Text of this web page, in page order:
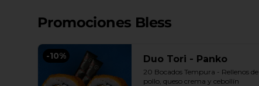
Promociones Bless
-10% Duo Tori - Panko
20 Bocados Tempura - Rellenos de
pollo, queso crema y cebollín